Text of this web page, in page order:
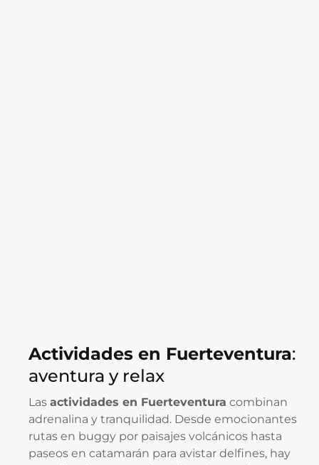
Actividades en Fuerteventura:
aventura y relax
Las actividades en Fuerteventura combinan
adrenalina y tranquilidad. Desde emocionantes
rutas en buggy por paisajes volcánicos hasta
paseos en catamarán para avistar delfines, hay